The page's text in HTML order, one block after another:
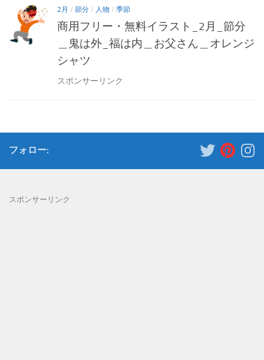
2月 / 節分 / 人物 / 季節
商用フリー・無料イラスト_2月_節分
＿鬼は外_福は内＿お父さん＿オレンジ
シャツ
スポンサーリンク
フォロー:
スポンサーリンク